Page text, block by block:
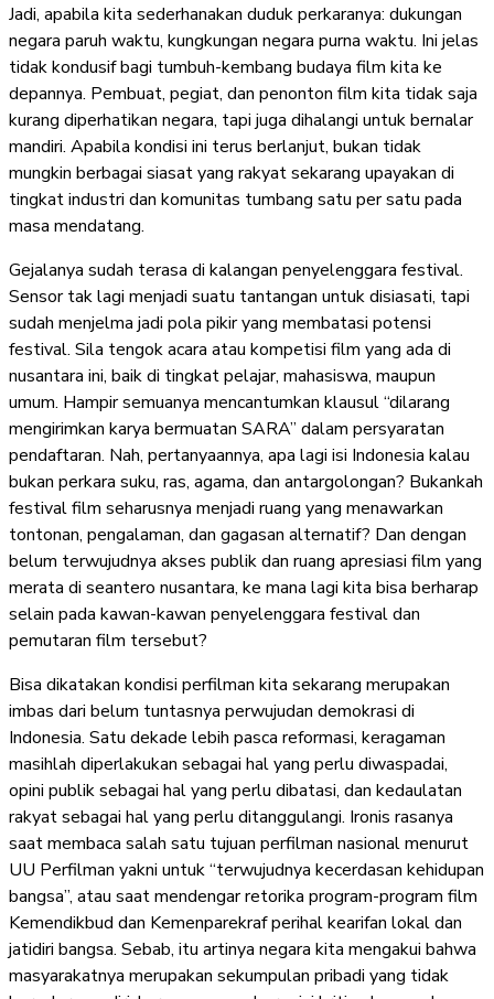
Jadi, apabila kita sederhanakan duduk perkaranya: dukungan
negara paruh waktu, kungkungan negara purna waktu. Ini jelas
tidak kondusif bagi tumbuh-kembang budaya film kita ke
depannya. Pembuat, pegiat, dan penonton film kita tidak saja
kurang diperhatikan negara, tapi juga dihalangi untuk bernalar
mandiri. Apabila kondisi ini terus berlanjut, bukan tidak
mungkin berbagai siasat yang rakyat sekarang upayakan di
tingkat industri dan komunitas tumbang satu per satu pada
masa mendatang.
Gejalanya sudah terasa di kalangan penyelenggara festival.
Sensor tak lagi menjadi suatu tantangan untuk disiasati, tapi
sudah menjelma jadi pola pikir yang membatasi potensi
festival. Sila tengok acara atau kompetisi film yang ada di
nusantara ini, baik di tingkat pelajar, mahasiswa, maupun
umum. Hampir semuanya mencantumkan klausul “dilarang
mengirimkan karya bermuatan SARA” dalam persyaratan
pendaftaran. Nah, pertanyaannya, apa lagi isi Indonesia kalau
bukan perkara suku, ras, agama, dan antargolongan? Bukankah
festival film seharusnya menjadi ruang yang menawarkan
tontonan, pengalaman, dan gagasan alternatif? Dan dengan
belum terwujudnya akses publik dan ruang apresiasi film yang
merata di seantero nusantara, ke mana lagi kita bisa berharap
selain pada kawan-kawan penyelenggara festival dan
pemutaran film tersebut?
Bisa dikatakan kondisi perfilman kita sekarang merupakan
imbas dari belum tuntasnya perwujudan demokrasi di
Indonesia. Satu dekade lebih pasca reformasi, keragaman
masihlah diperlakukan sebagai hal yang perlu diwaspadai,
opini publik sebagai hal yang perlu dibatasi, dan kedaulatan
rakyat sebagai hal yang perlu ditanggulangi. Ironis rasanya
saat membaca salah satu tujuan perfilman nasional menurut
UU Perfilman yakni untuk “terwujudnya kecerdasan kehidupan
bangsa”, atau saat mendengar retorika program-program film
Kemendikbud dan Kemenparekraf perihal kearifan lokal dan
jatidiri bangsa. Sebab, itu artinya negara kita mengakui bahwa
masyarakatnya merupakan sekumpulan pribadi yang tidak